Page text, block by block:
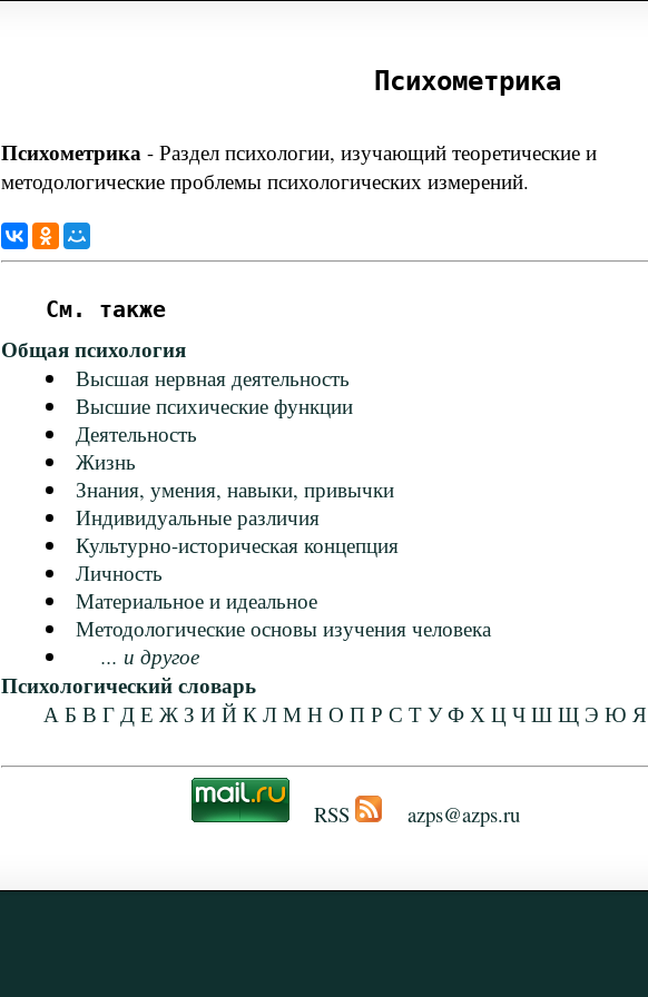
Психометрика
Психометрика -Раздел психологии, изучающий теоретические и
методологические проблемы психологических измерений.
См. также
Общая психология
Высшая нервная деятельность
Высшие психические функции
Деятельность
Жизнь
Знания, умения, навыки, привычки
Индивидуальные различия
Культурно-историческая концепция
Личность
Материальное и идеальное
Методологические основы изучения человека
... и другое
Психологический словарь
А Б В Г Д Е Ж З И Й К Л М Н О П Р С Т У Ф Х Ц Ч Ш Щ Э Ю Я
RSS azps@azps.ru